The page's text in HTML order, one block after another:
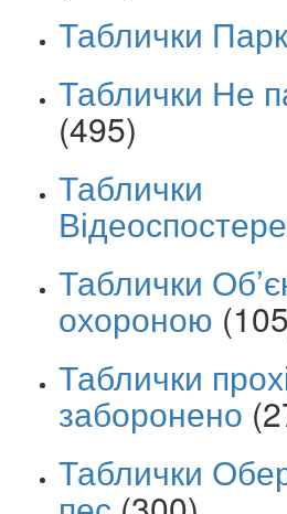
Таблички
Таблички Не
(495)
Таблички
Таблички
охороною
Таблички
заборонено
Таблички